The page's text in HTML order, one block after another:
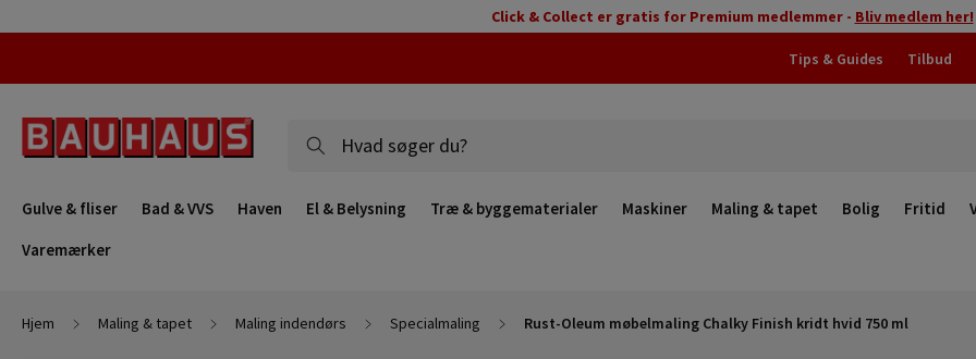
Click & Collect er gratis for Premium medlemmer - Bliv medlem her!
Tips & Guides Tilbud
Gulve & fliser Bad & VVS Haven El & Belysning Træ & byggematerialer Maskiner Maling & tapet Bolig Fritid
Varemærker
Hjem Maling & tapet Maling indendørs Specialmaling Rust-Oleum møbelmaling Chalky Finish kridt hvid 750 ml